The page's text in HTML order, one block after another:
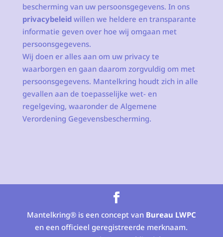
bescherming van uw persoonsgegevens. In ons
privacybeleidwillen we heldere en transparante
informatie geven over hoe wij omgaan met
persoonsgegevens.
Wij doen er alles aan om uw privacy te
waarborgen en gaan daarom zorgvuldig om met
persoonsgegevens. Mantelkring houdt zich in alle
gevallen aan de toepasselijke wet- en
regelgeving, waaronder de Algemene
Verordening Gegevensbescherming.
Mantelkring® is een concept van Bureau LWPC
en een officieel geregistreerde merknaam.